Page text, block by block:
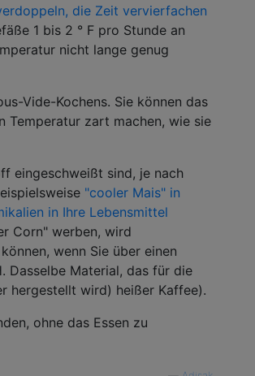
die Zeit vervierfachen
1 bis 2 ° F pro Stunde an
nicht lange genug
Vide-Kochens. Sie können das
Temperatur zart machen, wie sie
eingeschweißt sind, je nach
"cooler Mais" in
in Ihre Lebensmittel
Corn" werben, wird
wenn Sie über einen
Dasselbe Material, das für die
hergestellt wird) heißer Kaffee).
ohne das Essen zu